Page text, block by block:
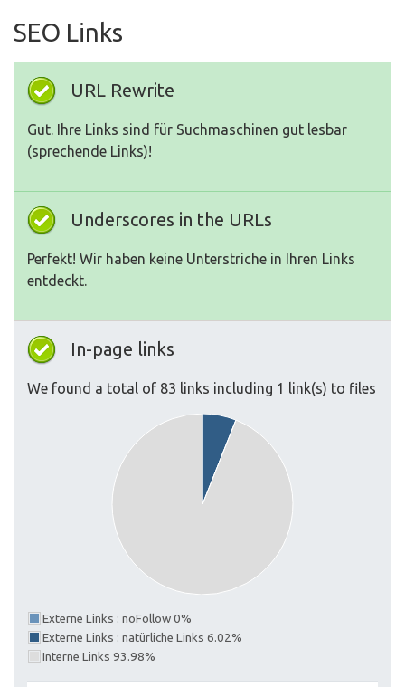
SEO Links
URL Rewrite
Gut. Ihre Links sind für Suchmaschinen gut lesbar
(sprechende Links)!
Underscores in the URLs
Perfekt! Wir haben keine Unterstriche in Ihren Links
entdeckt.
In-page links
We found a total of 83 links including 1 link(s) to files
Externe Links : noFollow 0%
Externe Links : natürliche Links 6.02%
Interne Links 93.98%